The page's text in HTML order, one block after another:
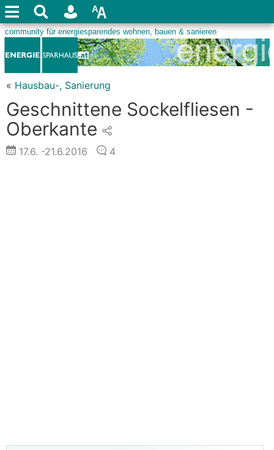
« Hausbau-, Sanierung
Geschnittene Sockelfliesen -
Oberkante
17.6. -21.6.2016 4